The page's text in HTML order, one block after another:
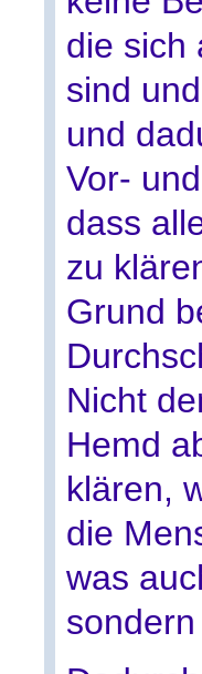
die sich
sind
und
Vor-
dass
zu
Grund
Nicht
Hemd
klären,
die
was